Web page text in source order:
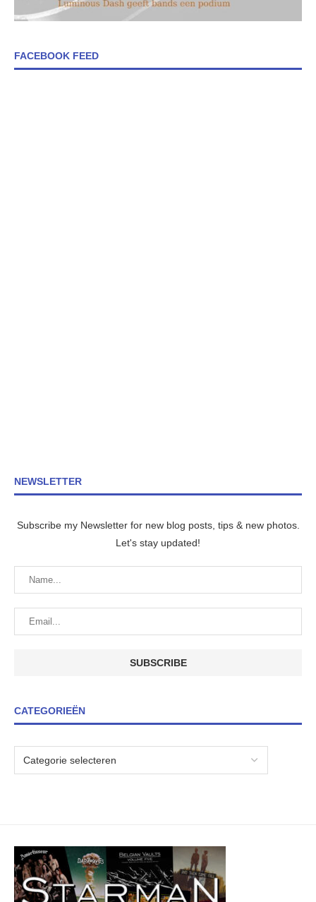
FACEBOOK FEED
NEWSLETTER
Subscribe my Newsletter for new blog posts, tips & new photos.
Let's stay updated!
CATEGORIEËN